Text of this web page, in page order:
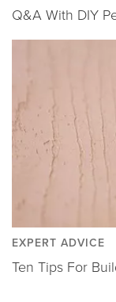
Q&A With DIY
EXPERT ADVICE
Ten Tips For